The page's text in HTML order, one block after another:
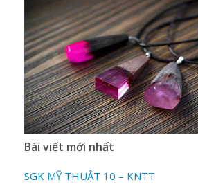
Bài viết mới nhất
SGK MỸ THUẬT 10 – KNTT